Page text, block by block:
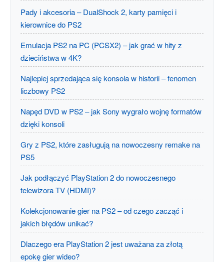
Pady i akcesoria – DualShock 2, karty pamięci i
kierownice do PS2
Emulacja PS2 na PC (PCSX2) – jak grać w hity z
dzieciństwa w 4K?
Najlepiej sprzedająca się konsola w historii – fenomen
liczbowy PS2
Napęd DVD w PS2 – jak Sony wygrało wojnę formatów
dzięki konsoli
Gry z PS2, które zasługują na nowoczesny remake na
PS5
Jak podłączyć PlayStation 2 do nowoczesnego
telewizora TV (HDMI)?
Kolekcjonowanie gier na PS2 – od czego zacząć i
jakich błędów unikać?
Dlaczego era PlayStation 2 jest uważana za złotą
epokę gier wideo?